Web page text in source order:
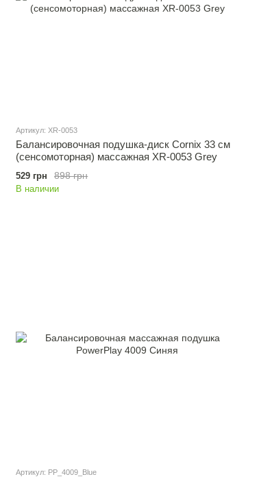
Артикул: XR-0053
Балансировочная подушка-диск Cornix 33 см
(сенсомоторная) массажная XR-0053 Grey
898 грн
529 грн
В наличии
Артикул: PP_4009_Blue